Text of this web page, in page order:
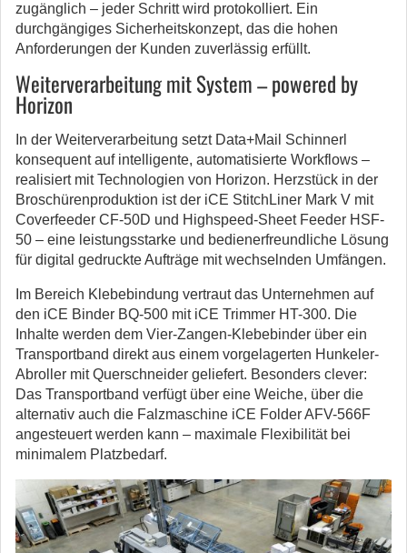
zugänglich – jeder Schritt wird protokolliert. Ein
durchgängiges Sicherheitskonzept, das die hohen
Anforderungen der Kunden zuverlässig erfüllt.
Weiterverarbeitung mit System – powered by
Horizon
In der Weiterverarbeitung setzt Data+Mail Schinnerl
konsequent auf intelligente, automatisierte Workflows –
realisiert mit Technologien von Horizon. Herzstück in der
Broschürenproduktion ist der iCE StitchLiner Mark V mit
Coverfeeder CF-50D und Highspeed-Sheet Feeder HSF-
50 – eine leistungsstarke und bedienerfreundliche Lösung
für digital gedruckte Aufträge mit wechselnden Umfängen.
Im Bereich Klebebindung vertraut das Unternehmen auf
den iCE Binder BQ-500 mit iCE Trimmer HT-300. Die
Inhalte werden dem Vier-Zangen-Klebebinder über ein
Transportband direkt aus einem vorgelagerten Hunkeler-
Abroller mit Querschneider geliefert. Besonders clever:
Das Transportband verfügt über eine Weiche, über die
alternativ auch die Falzmaschine iCE Folder AFV-566F
angesteuert werden kann – maximale Flexibilität bei
minimalem Platzbedarf.